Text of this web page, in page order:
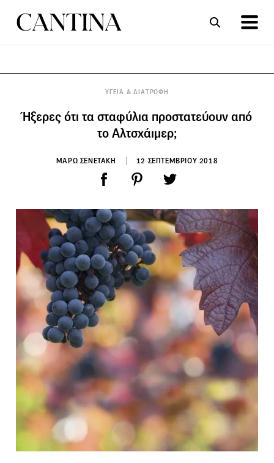
ΥΓΕΙΑ & ΔΙΑΤΡΟΦΗ
Ήξερες ότι τα σταφύλια προστατεύουν από
το Αλτσχάιμερ;
ΜΑΡΩ ΣΕΝΕΤΑΚΗ 12 ΣΕΠΤΕΜΒΡΙΟΥ 2018